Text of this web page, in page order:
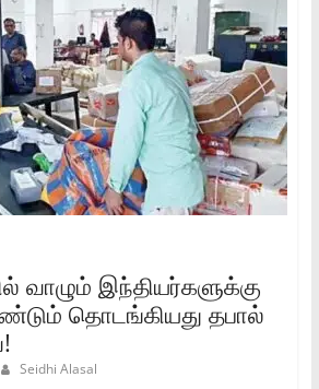
வாழும் இந்தியர்களுக்கு
தொடங்கியது தபால்
Seidhi Alasal